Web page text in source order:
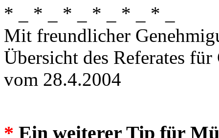
* _ * _ * _ * _ * _ * _
Mit freundlicher
Übersicht des Referates
vom 28.4.2004
* Ein weiterer Tip für